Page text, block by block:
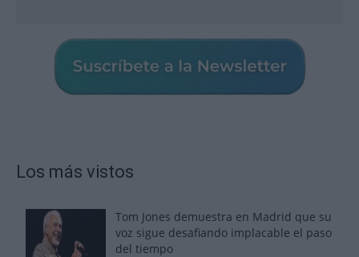
Los más vistos
Tom Jones demuestra en Madrid que su
voz sigue desafiando implacable el paso
del tiempo